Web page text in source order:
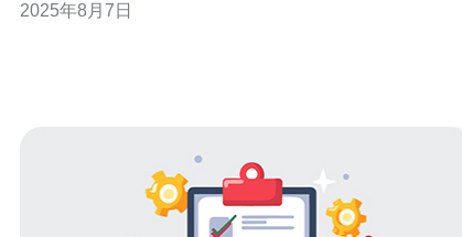
现状以及未来趋势，帮助企业做出明智的决策。 欧洲机房
2025年8月7日